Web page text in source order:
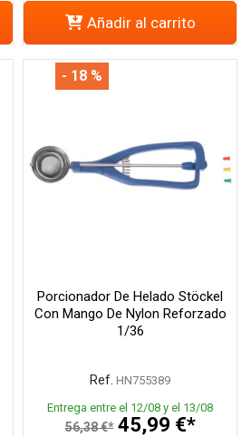
Añadir al carrito
Porcionador De Helado Stöckel
Con Mango De Nylon Reforzado
1/36
Ref. HN755389
Entrega entre el 12/08 y el 13/08
56,38 €* 45,99 €*
- 18 %